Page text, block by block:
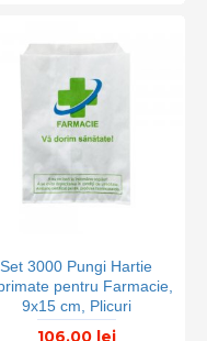
pentru Farmacii
Set 3000 Pungi Hartie
pentru Farmacie,
9x15 cm, Plicuri
Pungi Hartie
106,00 lei